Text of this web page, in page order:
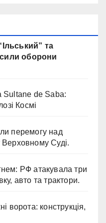
та
оборони
Sultane de Saba:
Космі
перемогу над
Верховному Суді.
РФ атакувала три
авто та трактори.
ворота: конструкція,